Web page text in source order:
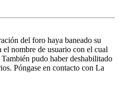
del foro haya baneado su
nombre de usuario con el cual
pudo haber deshabilitado
Póngase en contacto con La